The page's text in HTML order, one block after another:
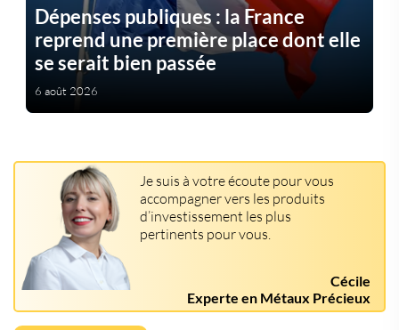
Dépenses publiques : la France
reprend une première place dont elle
se serait bien passée
6 août 2026
Je suis à votre écoute pour vous
accompagner vers les produits
d’investissement les plus
pertinents pour vous.
Cécile
Experte en Métaux Précieux